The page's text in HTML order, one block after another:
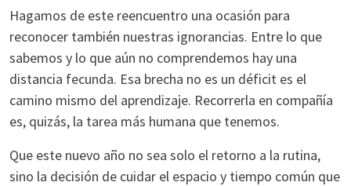
Hagamos de este reencuentro una ocasión para
reconocer también nuestras ignorancias. Entre lo que
sabemos y lo que aún no comprendemos hay una
distancia fecunda. Esa brecha no es un déficit es el
camino mismo del aprendizaje. Recorrerla en compañía
es, quizás, la tarea más humana que tenemos.
Que este nuevo año no sea solo el retorno a la rutina,
sino la decisión de cuidar el espacio y tiempo común que